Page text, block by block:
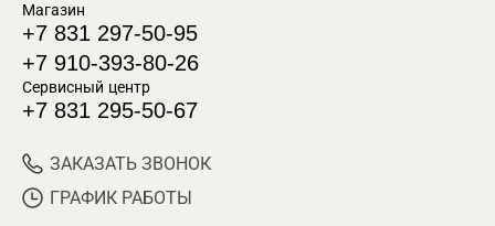
Магазин
+7 831 297-50-95
+7 910-393-80-26
Сервисный центр
+7 831 295-50-67
ЗАКАЗАТЬ ЗВОНОК
ГРАФИК РАБОТЫ